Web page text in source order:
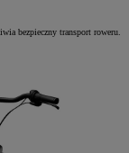
bezpieczny transport roweru.